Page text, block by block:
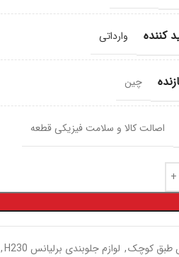
کننده وارداتی
چین
اصالت کالا و سلامت فیزیکی قطعه
طبق کوچک, لوازم جلوبندی برلیانس H230 ,